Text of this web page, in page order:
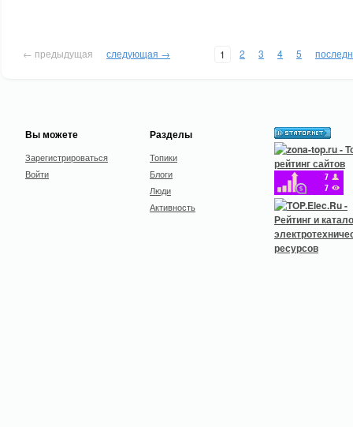
← предыдущая следующая → 1 2 3 4 5
Вы можете
Зарегистрироваться
Войти
Разделы
Топики
Блоги
Люди
Активность